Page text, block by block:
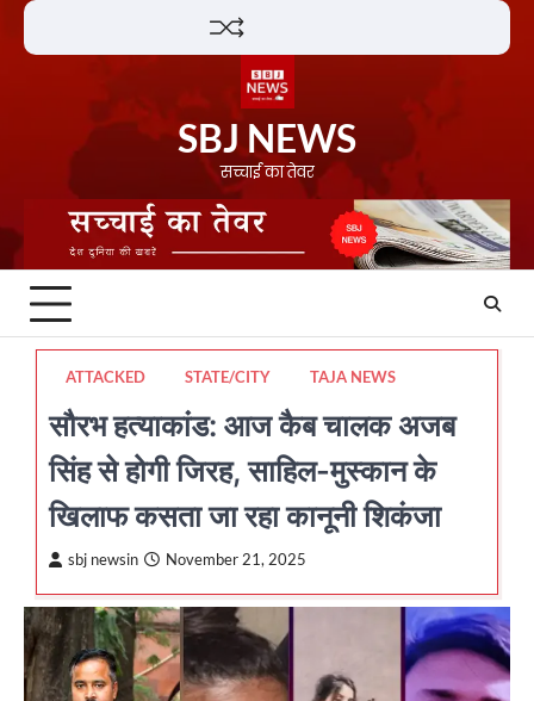
Skip
SBJ NEWS
सच्चाई का तेवर
ATTACKED STATE/CITY TAJA NEWS
सौरभ हत्याकांड: आज कैब चालक अजब
सिंह से होगी जिरह, साहिल-मुस्कान के
खिलाफ कसता जा रहा कानूनी शिकंजा
sbj newsin November 21, 2025